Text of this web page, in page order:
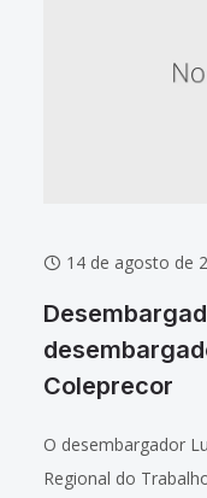
14 de agosto de
Coleprecor
O desembargador
Regional do